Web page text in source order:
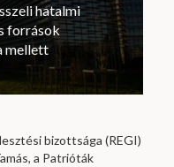
hatalmi
források
mellett
bizottsága (REGI)
a Patrióták